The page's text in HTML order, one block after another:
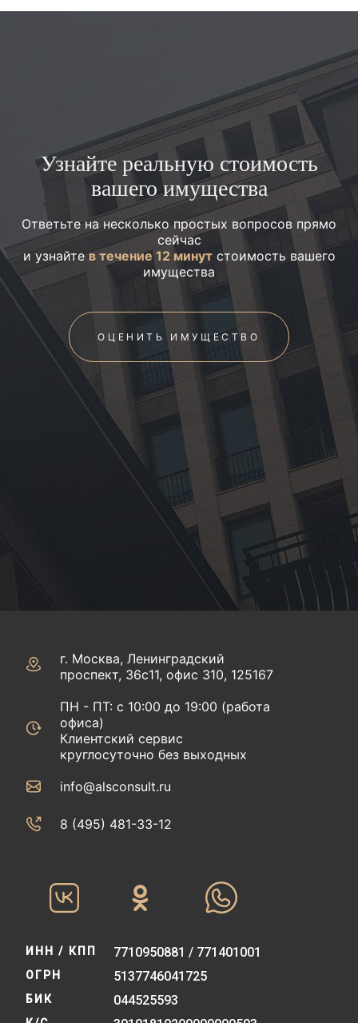
Узнайте реальную стоимость
вашего имущества
Ответьте на несколько простых вопросов прямо
сейчас
и узнайтев течение 12 минутстоимость вашего
имущества
ОЦЕНИТЬ ИМУЩЕСТВО
г. Москва, Ленинградский
проспект, 36с11, офис 310, 125167
ПН - ПТ: с 10:00 до 19:00 (работа
офиса)
Клиентский сервис
круглосуточно без выходных
info@alsconsult.ru
8 (495) 481-33-12‬‬
ИНН / КПП 7710950881 / 771401001
ОГРН 5137746041725
БИК 044525593